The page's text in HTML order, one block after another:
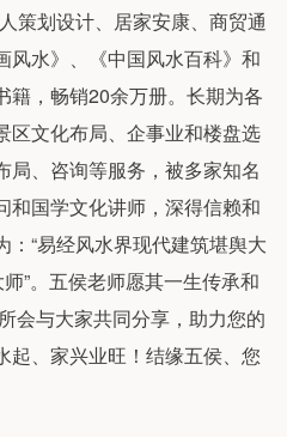
策划设计、居家安康、商贸通
风水》、《中国风水百科》和
籍，畅销20余万册。长期为各
区文化布局、企事业和楼盘选
局、咨询等服务，被多家知名
和国学文化讲师，深得信赖和
“易经风水界现代建筑堪舆大
”。五侯老师愿其一生传承和
会与大家共同分享，助力您的
起、家兴业旺！结缘五侯、您